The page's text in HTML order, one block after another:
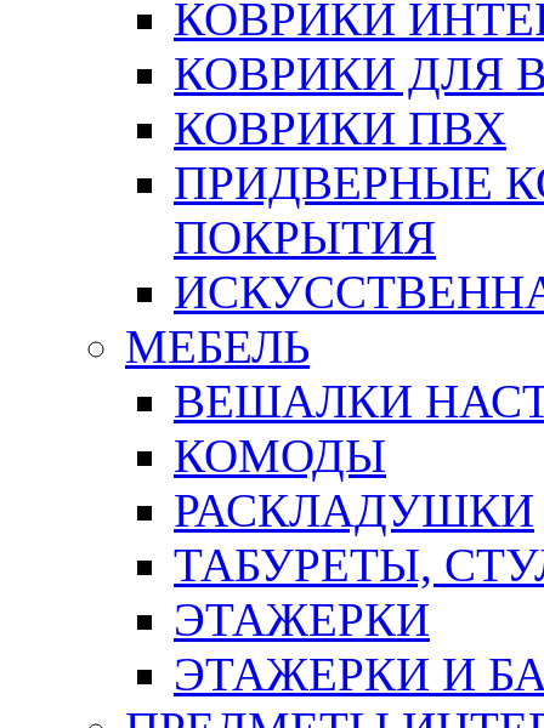
КОВРИКИ
КОВРИКИ ДЛЯ
КОВРИКИ ПВХ
ПРИДВЕРНЫЕ
ПОКРЫТИЯ
МЕБЕЛЬ
ВЕШАЛКИ
КОМОДЫ
РАСКЛАДУШКИ
ТАБУРЕТЫ,
ЭТАЖЕРКИ
ЭТАЖЕРКИ И